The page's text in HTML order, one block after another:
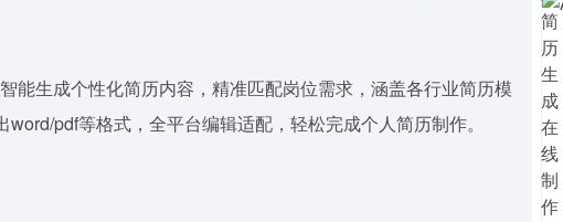
能生成个性化简历内容，精准匹配岗位需求，涵盖各行业简历模
pdf等格式，全平台编辑适配，轻松完成个人简历制作。